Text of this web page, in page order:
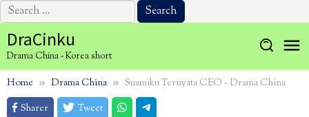
Search
for:
to
content
DraCinku
Drama China - Korea short
Home Drama China
Suamiku Ternyata CEO - Drama China
Sharer
Tweet